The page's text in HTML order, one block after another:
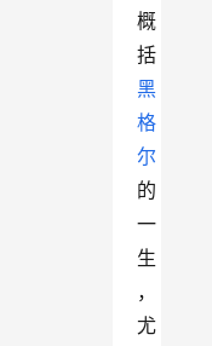
概
括
黑
格
尔
的
一
生
，
尤